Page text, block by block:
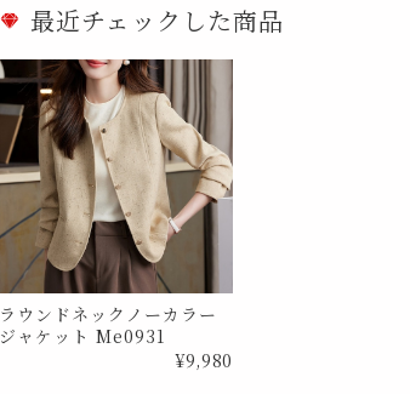
最近チェックした商品
ラウンドネックノーカラー
ジャケット Me0931
¥9,980